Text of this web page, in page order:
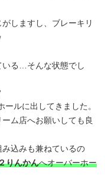
しますし、ブレーキリ
いる…そんな状態でし
ルに出してきました。
ム店へお願いしても良
込みも兼ねているの
りんかんへオーバーホー